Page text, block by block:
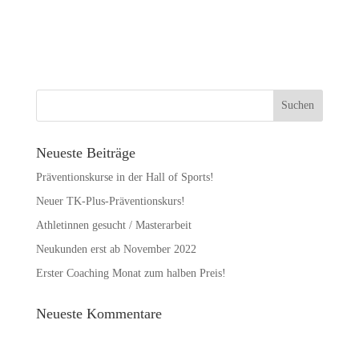
Neueste Beiträge
Präventionskurse in der Hall of Sports!
Neuer TK-Plus-Präventionskurs!
Athletinnen gesucht / Masterarbeit
Neukunden erst ab November 2022
Erster Coaching Monat zum halben Preis!
Neueste Kommentare